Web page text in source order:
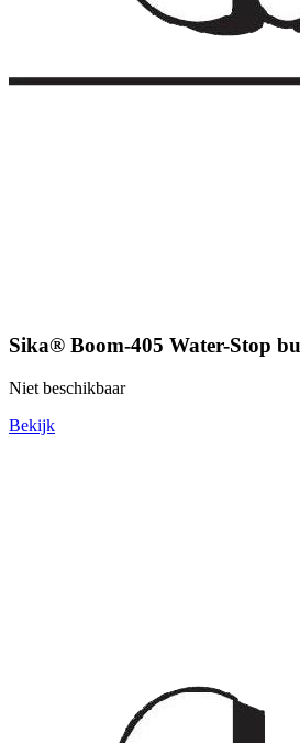
Sika® Boom-405 Water-Stop
Niet beschikbaar
Bekijk